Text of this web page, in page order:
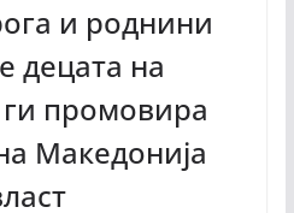
и роднини
децата на
промoвира
Македонија